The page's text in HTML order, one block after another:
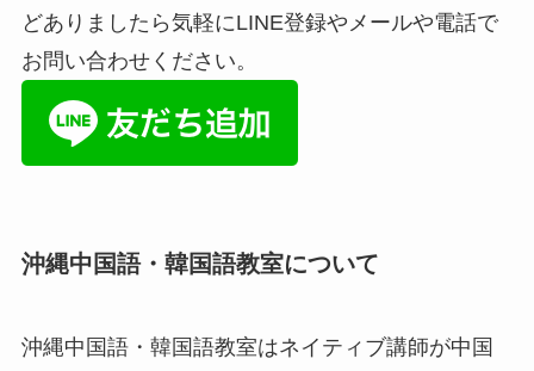
どありましたら気軽にLINE登録やメールや電話で
お問い合わせください。
沖縄中国語・韓国語教室について
沖縄中国語・韓国語教室はネイティブ講師が中国